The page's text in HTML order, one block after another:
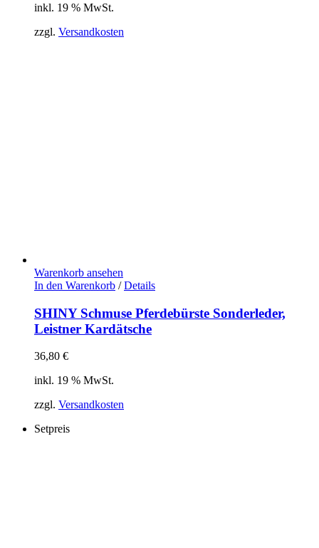
inkl. 19 % MwSt.
zzgl. Versandkosten
Warenkorb ansehen
In den Warenkorb / Details
SHINY Schmuse Pferdebürste Sonderleder,
Leistner Kardätsche
36,80 €
inkl. 19 % MwSt.
zzgl. Versandkosten
Setpreis